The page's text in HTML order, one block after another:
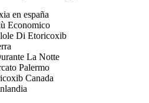
en españa
Economico
Di Etoricoxib
La Notte
Palermo
Canada